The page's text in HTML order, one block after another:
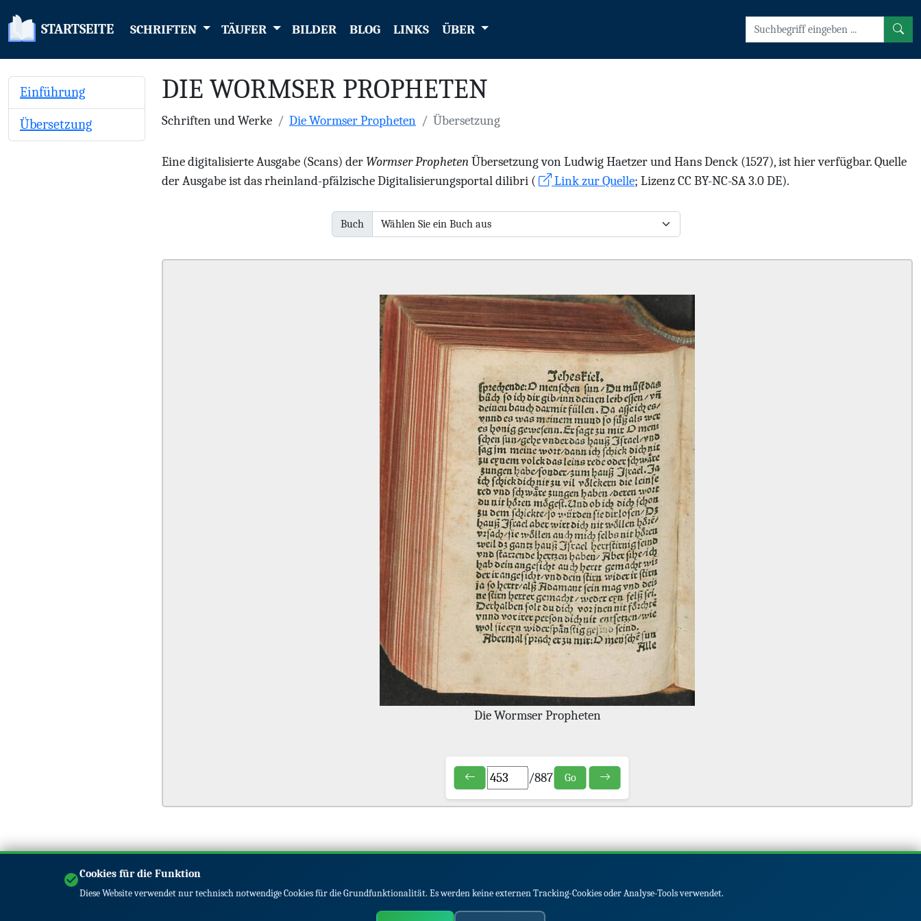
STARTSEITE SCHRIFTEN TÄUFER BILDER BLOG LINKS ÜBER
Einführung
Übersetzung
DIE WORMSER PROPHETEN
Schriften und Werke Die Wormser Propheten Übersetzung
Eine digitalisierte Ausgabe (Scans) der Wormser ProphetenÜbersetzung von Ludwig Haetzer und Hans Denck (1527), ist hier verfügbar. Quelle
der Ausgabe ist das rheinland-pfälzische Digitalisierungsportal dilibri (
Link zur Quelle; Lizenz CC BY-NC-SA 3.0 DE).
Buch
Die Wormser Propheten
/887 Go
Cookies für die Funktion
Diese Website verwendet nur technisch notwendige Cookies für die Grundfunktionalität. Es werden keine externen Tracking-Cookies oder Analyse-Tools verwendet.